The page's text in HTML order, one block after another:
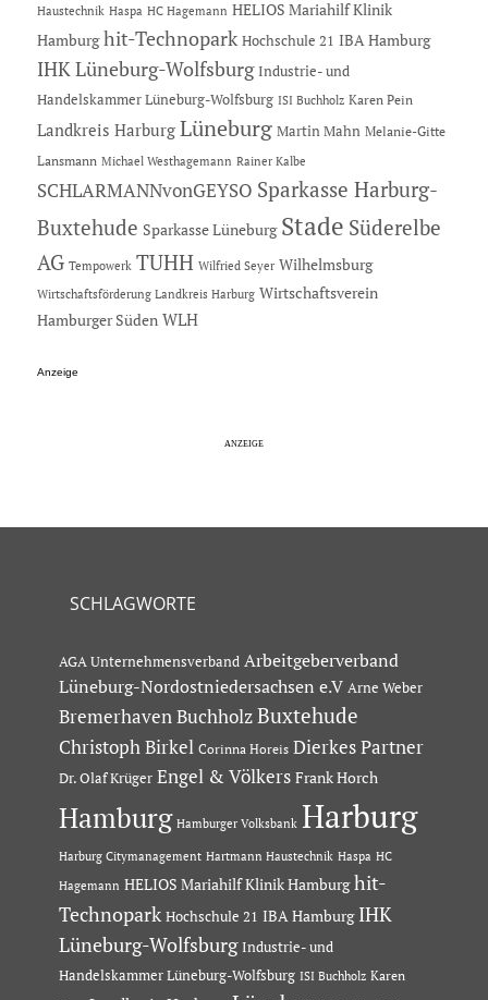
Haustechnik Haspa HC Hagemann HELIOS Mariahilf Klinik
Hamburg hit-Technopark Hochschule 21 IBA Hamburg
IHK Lüneburg-Wolfsburg Industrie- und
Handelskammer Lüneburg-Wolfsburg ISI Buchholz Karen Pein
Landkreis Harburg Lüneburg Martin Mahn Melanie-Gitte
Lansmann Michael Westhagemann Rainer Kalbe
SCHLARMANNvonGEYSO Sparkasse Harburg-
Buxtehude Sparkasse Lüneburg Stade Süderelbe
AG Tempowerk TUHH Wilfried Seyer Wilhelmsburg
Wirtschaftsförderung Landkreis Harburg Wirtschaftsverein
Hamburger Süden WLH
Anzeige
SCHLAGWORTE
AGA Unternehmensverband Arbeitgeberverband
Lüneburg-Nordostniedersachsen e.V Arne Weber
Bremerhaven Buchholz Buxtehude
Christoph Birkel Corinna Horeis Dierkes Partner
Dr. Olaf Krüger Engel & Völkers Frank Horch
Hamburg Hamburger Volksbank Harburg
Harburg Citymanagement Hartmann Haustechnik Haspa HC
Hagemann HELIOS Mariahilf Klinik Hamburg hit-
Technopark Hochschule 21 IBA Hamburg IHK
Lüneburg-Wolfsburg Industrie- und
Handelskammer Lüneburg-Wolfsburg ISI Buchholz Karen